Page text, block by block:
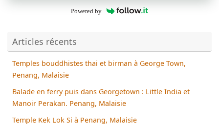
Powered by
Articles récents
Temples bouddhistes thai et birman à George Town,
Penang, Malaisie
Balade en ferry puis dans Georgetown : Little India et
Manoir Perakan. Penang, Malaisie
Temple Kek Lok Si à Penang, Malaisie